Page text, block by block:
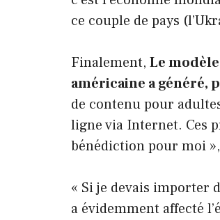
ce couple de pays
Finalement, Le
américaine a généré,
de contenu pour
ligne via Internet. Ces
bénédiction pour moi
« Si je devais importer
a évidemment affecté